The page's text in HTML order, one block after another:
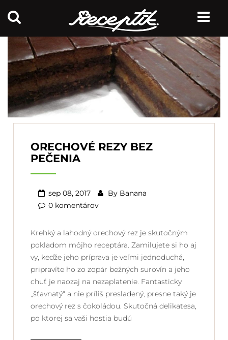
ORECHOVÉ REZY BEZ
PEČENIA
sep 08, 2017 By Banana
0 komentárov
Krehký a lahodný orechový rez je skutočným
pokladom môjho receptára. Zamilujete si ho aj
vy, keďže jeho príprava je veľmi jednoduchá,
pripravíte ho zo zopár bežných surovín a jeho
chuť je naozaj na nezaplatenie. Fantasticky
„šťavnatý“ a nie príliš presladený, presne taký je
orechový rez s čokoládou. Skutočná delikatesa,
po ktorej sa vaši hostia budú